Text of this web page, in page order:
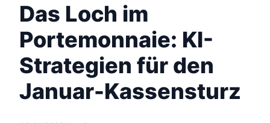
Das Loch im
Portemonnaie: KI-
Strategien für den
Januar-Kassensturz